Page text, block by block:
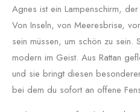
Agnes ist ein Lampenschirm,
Von Inseln, von Meeresbrise,
sein müssen, um schön zu
modern im Geist. Aus Rattan
und sie bringt diesen
bei dem du sofort an offene